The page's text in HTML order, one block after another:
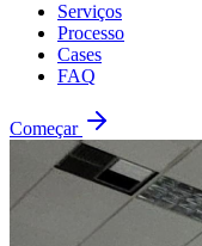
Serviços
Processo
Cases
FAQ
Começar